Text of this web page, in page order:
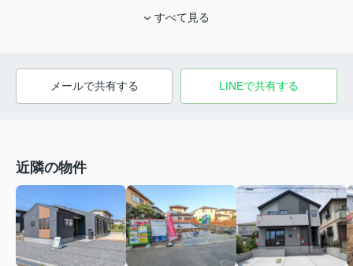
すべて見る
メールで共有する LINEで共有する
近隣の物件